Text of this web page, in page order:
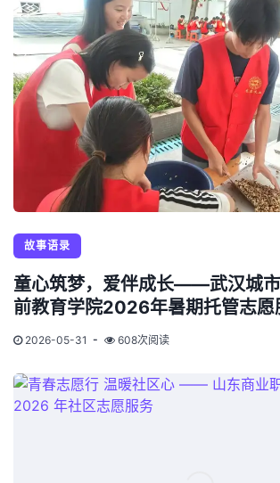
故事语录
童心筑梦，爱伴成长——武汉城
前教育学院2026年暑期托管志愿
2026-05-31 608次阅读